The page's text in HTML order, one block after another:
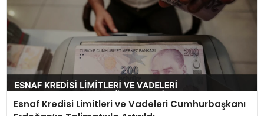
Esnaf Kredisi Limitleri ve Vadeleri Cumhurbaşkanı